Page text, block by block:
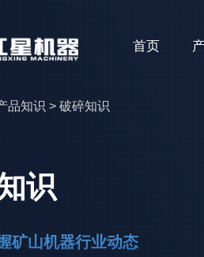
首页
品知识 > 破碎知识
识
矿山机器行业动态